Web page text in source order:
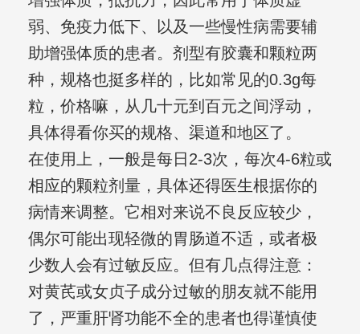
弱、免疫力低下、以及一些慢性病需要辅
助增强体质的患者。剂型有胶囊和颗粒两
种，规格也挺多样的，比如常见的0.3g每
粒，价格嘛，从几十元到百元之间浮动，
具体得看你买的规格、渠道和地区了。
在使用上，一般是每日2-3次，每次4-6粒或
相应的颗粒剂量，具体还得医生根据你的
病情来调整。它相对来说不良反应较少，
偶尔可能出现轻微的胃肠道不适，或者极
少数人会有过敏反应。但有几点得注意：
对黄芪或女贞子成分过敏的朋友就不能用
了，严重肝肾功能不全的患者也得谨慎使